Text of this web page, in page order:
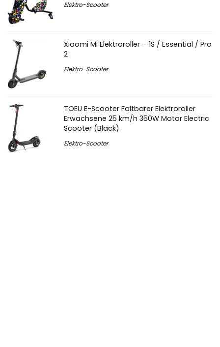
Elektro-Scooter
Xiaomi Mi Elektroroller – 1S / Essential / Pro
2
Elektro-Scooter
TOEU E-Scooter Faltbarer Elektroroller
Erwachsene 25 km/h 350W Motor Electric
Scooter (Black)
Elektro-Scooter